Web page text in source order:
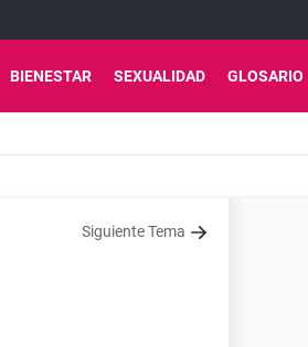
BIENESTAR SEXUALIDAD GLOSARIO
Siguiente Tema